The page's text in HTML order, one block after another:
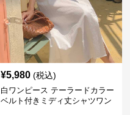
¥5,980 (税込)
白ワンピース テーラードカラー
ベルト付きミディ丈シャツワン